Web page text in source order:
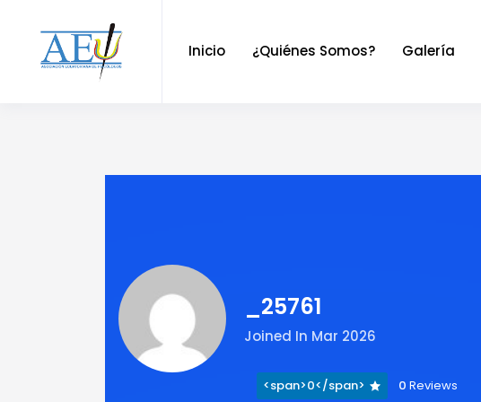
Inicio ¿Quiénes Somos? Galería
_25761
Joined In Mar 2026
<span>0</span> 0 Reviews